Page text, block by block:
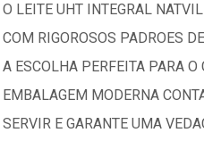
O LEITE UHT INTEGRAL
COM RIGOROSOS PADROES
A ESCOLHA PERFEITA PARA
EMBALAGEM MODERNA
SERVIR E GARANTE UMA